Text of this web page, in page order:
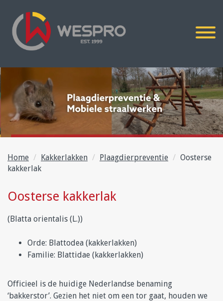
Home Kakkerlakken Plaagdierpreventie
Oosterse
kakkerlak
Oosterse kakkerlak
(Blatta orientalis (L.))
Orde: Blattodea (kakkerlakken)
Familie: Blattidae (kakkerlakken)
Officieel is de huidige Nederlandse benaming
‘bakkerstor’. Gezien het niet om een tor gaat, houden we